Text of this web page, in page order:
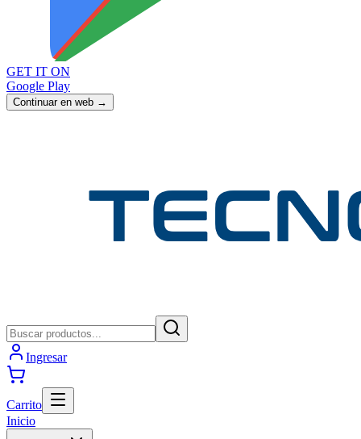
GET IT ON
Google Play
Continuar en web →
Ingresar
Carrito
Inicio